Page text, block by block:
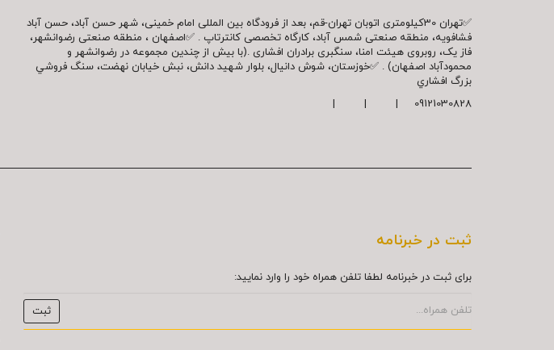
✅تهران 30کیلومتری اتوبان تهران-قم، بعد از فرودگاه بین المللی امام خمینی، شهر حسن آباد، حسن آباد
فشافویه، منطقه صنعتی شمس آباد، کارگاه تخصصی کانترتاپ . ✅اصفهان ، منطقه صنعتی رضوانشهر،
فاز یک، روبروی هیئت امنا، سنگبری برادران افشاری .(با بیش از چندین مجموعه در رضوانشهر و
محمودآباد اصفهان) . ✅خوزستان، شوش دانیال، بلوار شهيد دانش، نبش خیابان نهضت، سنگ فروشي
بزرگ افشاري
09121030828 | | |
ثبت در خبرنامه
برای ثبت در خبرنامه لطفا تلفن همراه خود را وارد نمایید: